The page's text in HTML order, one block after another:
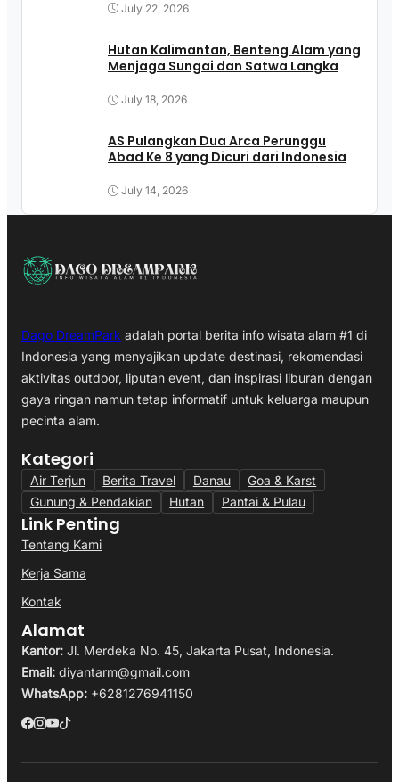
July 22, 2026
Hutan Kalimantan, Benteng Alam yang
Menjaga Sungai dan Satwa Langka
July 18, 2026
AS Pulangkan Dua Arca Perunggu
Abad Ke 8 yang Dicuri dari Indonesia
July 14, 2026
Dago DreamPark adalah portal berita info wisata alam #1 di
Indonesia yang menyajikan update destinasi, rekomendasi
aktivitas outdoor, liputan event, dan inspirasi liburan dengan
gaya ringan namun tetap informatif untuk keluarga maupun
pecinta alam.
Kategori
Air Terjun Berita Travel Danau
Goa & Karst
Gunung & Pendakian
Hutan Pantai & Pulau
Link Penting
Tentang Kami
Kerja Sama
Kontak
Alamat
Kantor: Jl. Merdeka No. 45, Jakarta Pusat, Indonesia.
Email: diyantarm@gmail.com
WhatsApp: +6281276941150